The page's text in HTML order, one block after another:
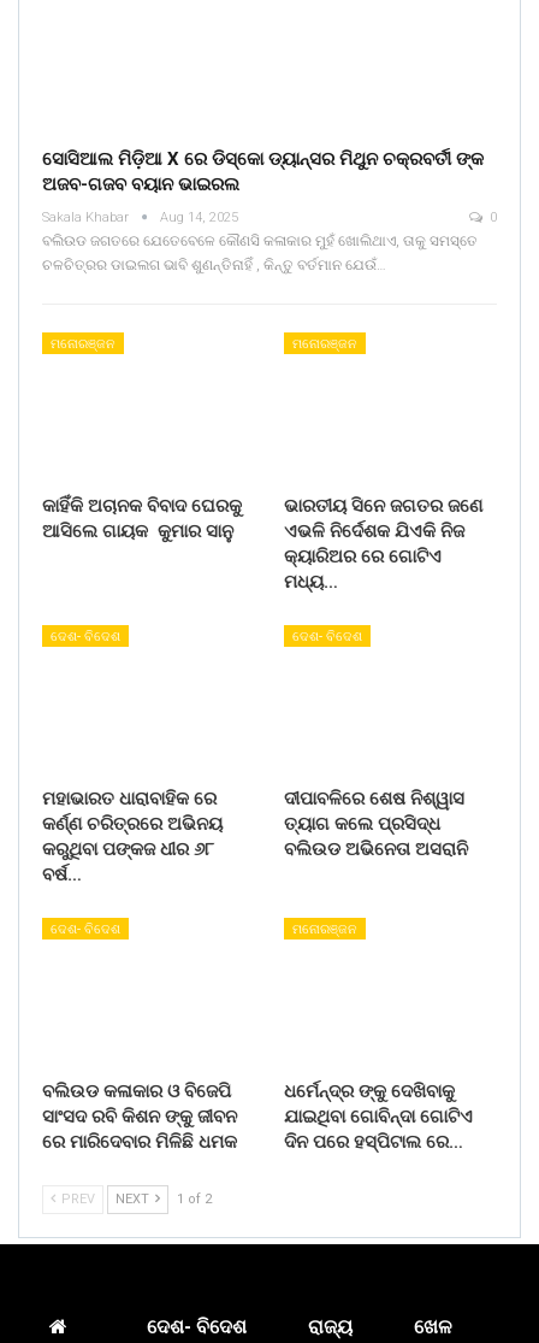
ସୋସିଆଲ ମିଡ଼ିଆ X ରେ ଡିସ୍କୋ ଡ୍ୟାନ୍ସର ମିଥୁନ ଚକ୍ରବର୍ତୀ ଙ୍କ
ଅଜବ-ଗଜବ ବୟାନ ଭାଇରଲ
Sakala Khabar Aug 14, 2025 0
ବଲିଉଡ ଜଗତରେ ଯେତେବେଳେ କୌଣସି କଳାକାର ମୁହଁ ଖୋଲିଥାଏ, ତାକୁ ସମସ୍ତେ
ଚଳଚିତ୍ରର ଡାଇଲଗ ଭାବି ଶୁଣନ୍ତିନାହିଁ , କିନ୍ତୁ ବର୍ତମାନ ଯେଉଁ…
ମନୋରଞ୍ଜନ
କାହିଁକି ଅଚାନକ ବିବାଦ ଘେରକୁ
ଆସିଲେ ଗାୟକ କୁମାର ସାନୁ
ମନୋରଞ୍ଜନ
ଭାରତୀୟ ସିନେ ଜଗତର ଜଣେ
ଏଭଳି ନିର୍ଦେଶକ ଯିଏକି ନିଜ
କ୍ୟାରିଅର ରେ ଗୋଟିଏ
ମଧ୍ୟ…
ଦେଶ- ବିଦେଶ
ମହାଭାରତ ଧାରାବାହିକ ରେ
କର୍ଣ୍ଣ ଚରିତ୍ରରେ ଅଭିନୟ
କରୁଥିବା ପଙ୍କଜ ଧୀର ୬୮
ବର୍ଷ…
ଦେଶ- ବିଦେଶ
ଦୀପାବଳିରେ ଶେଷ ନିଶ୍ୱାସ
ତ୍ୟାଗ କଲେ ପ୍ରସିଦ୍ଧ
ବଲିଉଡ ଅଭିନେତା ଅସରାନି
ଦେଶ- ବିଦେଶ
ବଲିଉଡ କଳାକାର ଓ ବିଜେପି
ସାଂସଦ ରବି କିଶନ ଙ୍କୁ ଜୀବନ
ରେ ମାରିଦେବାର ମିଳିଛି ଧମକ
ମନୋରଞ୍ଜନ
ଧର୍ମେନ୍ଦ୍ର ଙ୍କୁ ଦେଖିବାକୁ
ଯାଇଥିବା ଗୋବିନ୍ଦା ଗୋଟିଏ
ଦିନ ପରେ ହସ୍ପିଟାଲ ରେ…
PREV NEXT 1 of 2
ଦେଶ- ବିଦେଶ ରାଜ୍ୟ ଖେଳ